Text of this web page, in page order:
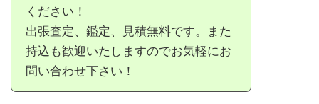
ください！
出張査定、鑑定、見積無料です。また
持込も歓迎いたしますのでお気軽にお
問い合わせ下さい！